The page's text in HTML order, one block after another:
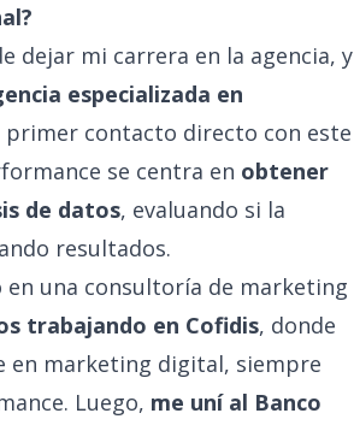
dejar mi carrera en la agencia, y
especializada en
primer contacto directo con este
se centra en obtener
de datos, evaluando si la
resultados.
en una consultoría de marketing
trabajando en Cofidis, donde
en marketing digital, siempre
Luego, me uní al Banco